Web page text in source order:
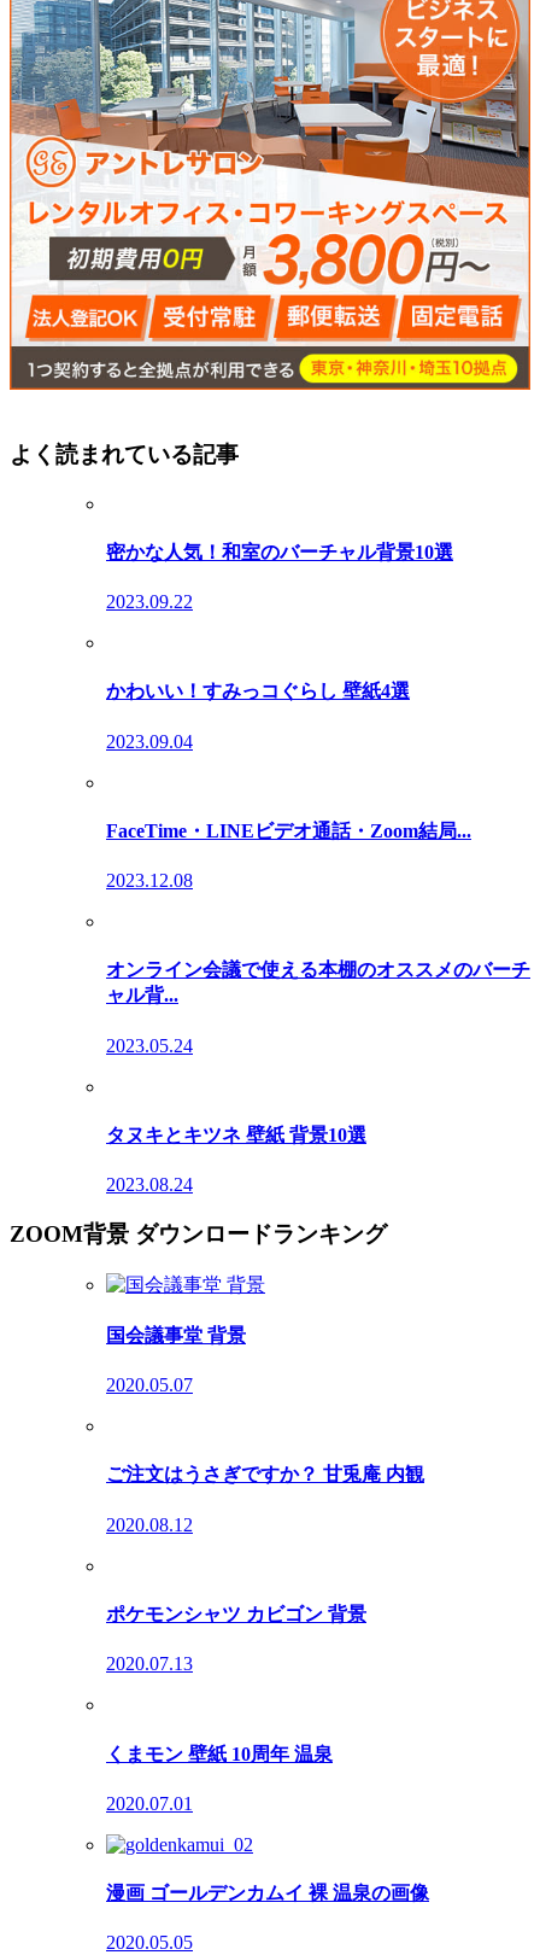
よく読まれている記事
密かな人気！和室のバーチャル背景10選
2023.09.22
かわいい！すみっコぐらし 壁紙4選
2023.09.04
FaceTime・LINEビデオ通話・Zoom結局...
2023.12.08
オンライン会議で使える本棚のオススメのバーチ
ャル背...
2023.05.24
タヌキとキツネ 壁紙 背景10選
2023.08.24
ZOOM背景 ダウンロードランキング
国会議事堂 背景
2020.05.07
ご注文はうさぎですか？ 甘兎庵 内観
2020.08.12
ポケモンシャツ カビゴン 背景
2020.07.13
くまモン 壁紙 10周年 温泉
2020.07.01
漫画 ゴールデンカムイ 裸 温泉の画像
2020.05.05